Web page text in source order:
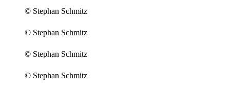
© Stephan Schmitz
© Stephan Schmitz
© Stephan Schmitz
© Stephan Schmitz